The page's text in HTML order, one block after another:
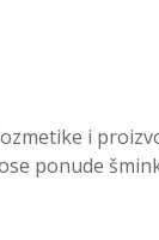
i
ponude